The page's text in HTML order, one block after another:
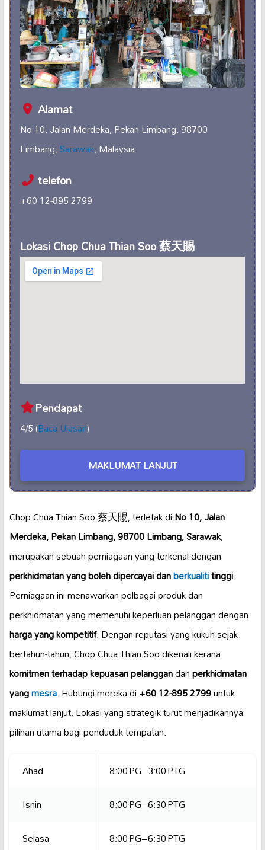
Alamat
No 10, Jalan Merdeka, Pekan Limbang, 98700
Limbang,Sarawak, Malaysia
telefon
+60 12-895 2799
Lokasi Chop Chua Thian Soo 蔡天賜
Pendapat
4/5 (Baca Ulasan)
MAKLUMAT LANJUT
Chop Chua Thian Soo 蔡天賜, terletak diNo 10, Jalan
Merdeka, Pekan Limbang, 98700 Limbang, Sarawak,
merupakan sebuah perniagaan yang terkenal dengan
perkhidmatan yang boleh dipercayai danberkualititinggi.
Perniagaan ini menawarkan pelbagai produk dan
perkhidmatan yang memenuhi keperluan pelanggan dengan
harga yang kompetitif. Dengan reputasi yang kukuh sejak
bertahun-tahun, Chop Chua Thian Soo dikenali kerana
komitmen terhadap kepuasan pelanggandanperkhidmatan
yangmesra. Hubungi mereka di+60 12-895 2799untuk
maklumat lanjut. Lokasi yang strategik turut menjadikannya
pilihan utama bagi penduduk tempatan.
Ahad
8:00 PG–3:00 PTG
Isnin
8:00 PG–6:30 PTG
Selasa
8:00 PG–6:30 PTG